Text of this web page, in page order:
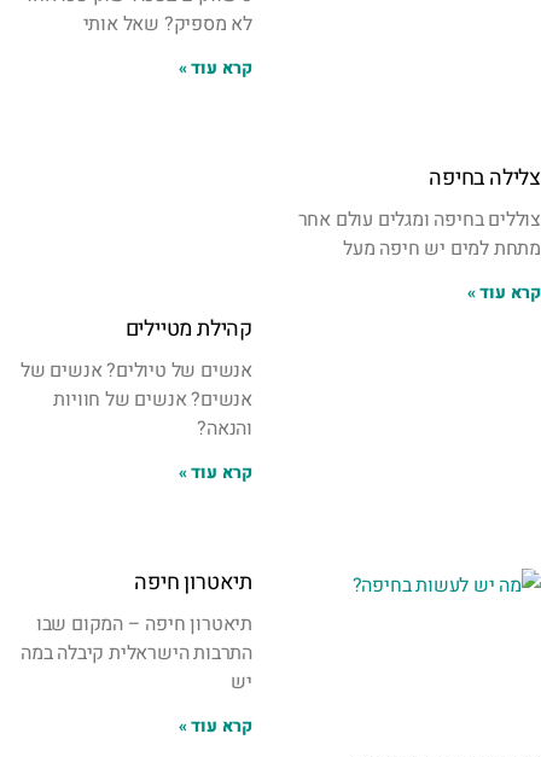
לא מספיק? שאל אותי
קרא עוד »
צלילה בחיפה
צוללים בחיפה ומגלים עולם אחר
מתחת למים יש חיפה מעל
קרא עוד »
קהילת מטיילים
אנשים של טיולים? אנשים של
אנשים? אנשים של חוויות
והנאה?
קרא עוד »
תיאטרון חיפה
תיאטרון חיפה – המקום שבו
התרבות הישראלית קיבלה במה
יש
קרא עוד »